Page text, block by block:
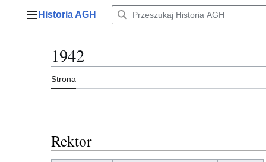
Menu główne
Historia AGH
1942
Strona
Rektor